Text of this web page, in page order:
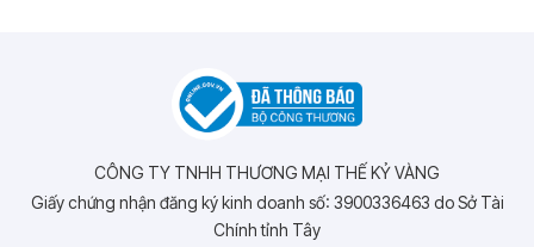
CÔNG TY TNHH THƯƠNG MẠI THẾ KỶ VÀNG
Giấy chứng nhận đăng ký kinh doanh số: 3900336463 do Sở Tài
Chính tỉnh Tây